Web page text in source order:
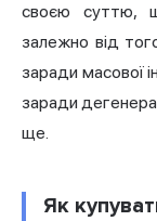
своєю суттю,
залежно від
заради масової
заради
ще.
Як